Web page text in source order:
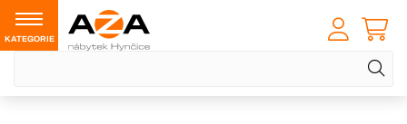
KATEGORIE